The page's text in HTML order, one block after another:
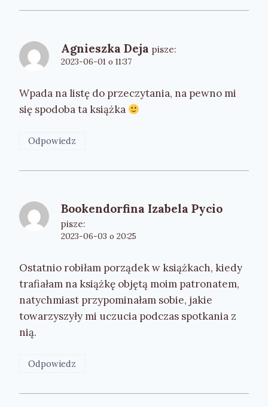
Agnieszka Deja pisze:
2023-06-01 o 11:37
Wpada na listę do przeczytania, na pewno mi
się spodoba ta książka
Odpowiedz
Bookendorfina Izabela Pycio
pisze:
2023-06-03 o 20:25
Ostatnio robiłam porządek w książkach, kiedy
trafiałam na książkę objętą moim patronatem,
natychmiast przypominałam sobie, jakie
towarzyszyły mi uczucia podczas spotkania z
nią.
Odpowiedz